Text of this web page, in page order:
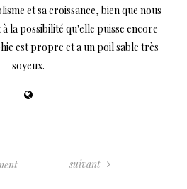
et sa croissance, bien que nous
la possibilité qu'elle puisse encore
est propre et a un poil sable très
soyeux.
suivant